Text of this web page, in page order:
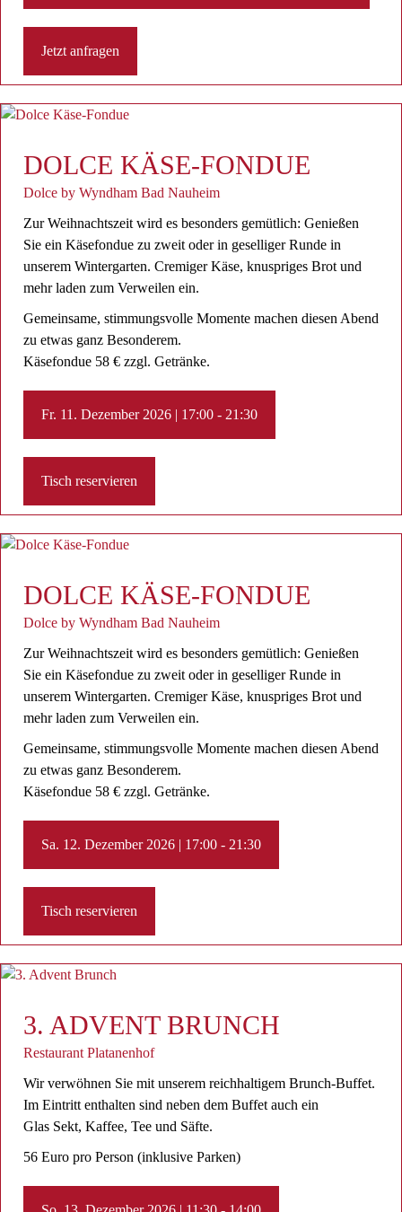
Jetzt anfragen
DOLCE KÄSE-FONDUE
Dolce by Wyndham Bad Nauheim
Zur Weihnachtszeit wird es besonders gemütlich: Genießen
Sie ein Käsefondue zu zweit oder in geselliger Runde in
unserem Wintergarten. Cremiger Käse, knuspriges Brot und
mehr laden zum Verweilen ein.
Gemeinsame, stimmungsvolle Momente machen diesen Abend
zu etwas ganz Besonderem.
Käsefondue 58 € zzgl. Getränke.
Fr. 11. Dezember 2026 | 17:00 - 21:30
Tisch reservieren
DOLCE KÄSE-FONDUE
Dolce by Wyndham Bad Nauheim
Zur Weihnachtszeit wird es besonders gemütlich: Genießen
Sie ein Käsefondue zu zweit oder in geselliger Runde in
unserem Wintergarten. Cremiger Käse, knuspriges Brot und
mehr laden zum Verweilen ein.
Gemeinsame, stimmungsvolle Momente machen diesen Abend
zu etwas ganz Besonderem.
Käsefondue 58 € zzgl. Getränke.
Sa. 12. Dezember 2026 | 17:00 - 21:30
Tisch reservieren
3. ADVENT BRUNCH
Restaurant Platanenhof
Wir verwöhnen Sie mit unserem reichhaltigem Brunch-Buffet.
Im Eintritt enthalten sind neben dem Buffet auch ein
Glas Sekt, Kaffee, Tee ​und Säfte.
56 Euro pro Person (inklusive Parken)